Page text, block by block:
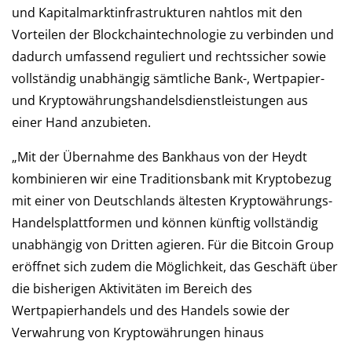
und Kapitalmarktinfrastrukturen nahtlos mit den
Vorteilen der Blockchaintechnologie zu verbinden und
dadurch umfassend reguliert und rechtssicher sowie
vollständig unabhängig sämtliche Bank-, Wertpapier-
und Kryptowährungshandelsdienstleistungen aus
einer Hand anzubieten.
„Mit der Übernahme des Bankhaus von der Heydt
kombinieren wir eine Traditionsbank mit Kryptobezug
mit einer von Deutschlands ältesten Kryptowährungs-
Handelsplattformen und können künftig vollständig
unabhängig von Dritten agieren. Für die Bitcoin Group
eröffnet sich zudem die Möglichkeit, das Geschäft über
die bisherigen Aktivitäten im Bereich des
Wertpapierhandels und des Handels sowie der
Verwahrung von Kryptowährungen hinaus